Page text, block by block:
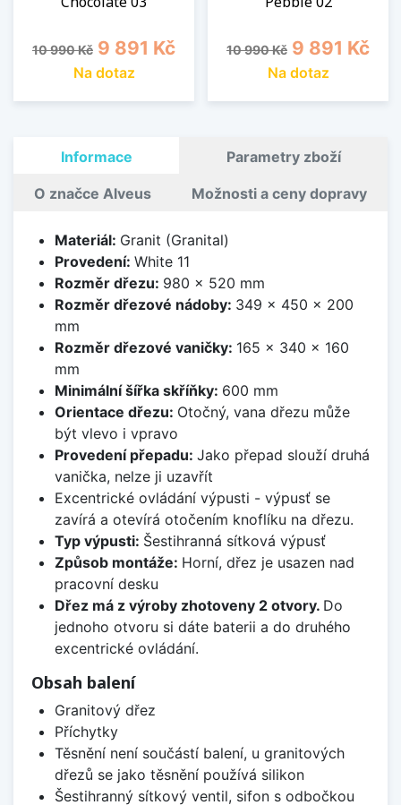
Běžná cena
10 990 Kč Cena
9 891 Kč
Na dotaz
Běžná cena
10 990 Kč Cena
9 891 Kč
Na dotaz
Informace Parametry zboží
O značce Alveus Možnosti a ceny dopravy
Materiál: Granit (Granital)
Provedení: White 11
Rozměr dřezu: 980 x 520 mm
Rozměr dřezové nádoby: 349 x 450 x 200
mm
Rozměr dřezové vaničky: 165 x 340 x 160
mm
Minimální šířka skříňky: 600 mm
Orientace dřezu: Otočný, vana dřezu může
být vlevo i vpravo
Provedení přepadu: Jako přepad slouží druhá
vanička, nelze ji uzavřít
Excentrické ovládání výpusti - výpusť se
zavírá a otevírá otočením knoflíku na dřezu.
Typ výpusti: Šestihranná sítková výpusť
Způsob montáže: Horní, dřez je usazen nad
pracovní desku
Dřez má z výroby zhotoveny 2 otvory. Do
jednoho otvoru si dáte baterii a do druhého
excentrické ovládání.
Obsah balení
Granitový dřez
Příchytky
Těsnění není součástí balení, u granitových
dřezů se jako těsnění používá silikon
Šestihranný sítkový ventil, sifon s odbočkou